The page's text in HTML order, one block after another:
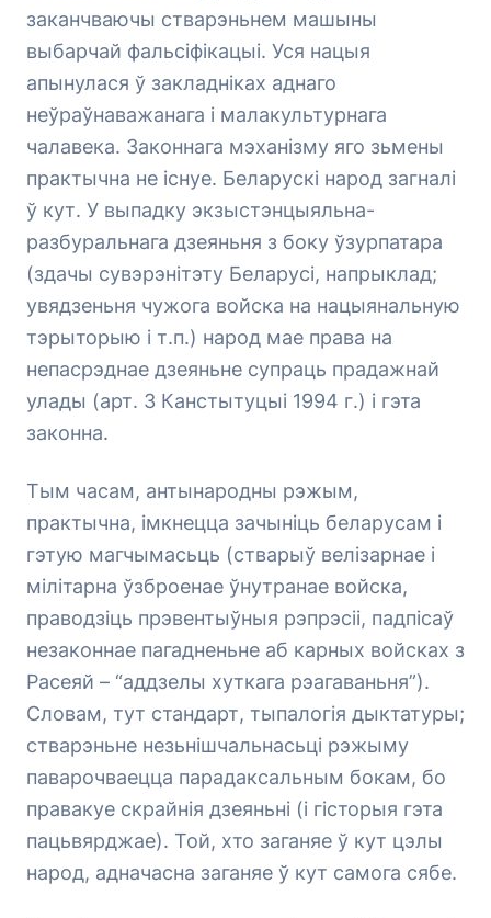
заканчваючы стварэньнем машыны
выбарчай фальсіфікацыі. Уся нацыя
апынулася ў закладніках аднаго
неўраўнаважанага і малакультурнага
чалавека. Законнага мэханізму яго зьмены
практычна не існуе. Беларускі народ загналі
ў кут. У выпадку экзыстэнцыяльна-
разбуральнага дзеяньня з боку ўзурпатара
(здачы сувэрэнітэту Беларусі, напрыклад;
увядзеньня чужога войска на нацыянальную
тэрыторыю і т.п.) народ мае права на
непасрэднае дзеяньне супраць прадажнай
улады (арт. 3 Канстытуцыі 1994 г.) і гэта
законна.
Тым часам, антынародны рэжым,
практычна, імкнецца зачыніць беларусам і
гэтую магчымасьць (стварыў велізарнае і
мілітарна ўзброенае ўнутранае войска,
праводзіць прэвентыўныя рэпрэсіі, падпісаў
незаконнае пагадненьне аб карных войсках з
Расеяй – “аддзелы хуткага рэагаваньня”).
Словам, тут стандарт, тыпалогія дыктатуры;
стварэньне незьнішчальнасьці рэжыму
паварочваецца парадаксальным бокам, бо
правакуе скрайнія дзеяньні (і гісторыя гэта
пацьвярджае). Той, хто заганяе ў кут цэлы
народ, адначасна заганяе ў кут самога сябе.